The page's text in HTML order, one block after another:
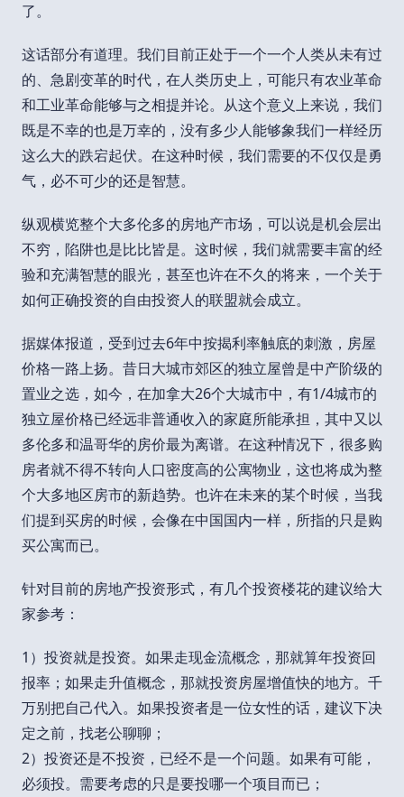
了。
这话部分有道理。我们目前正处于一个一个人类从未有过
的、急剧变革的时代，在人类历史上，可能只有农业革命
和工业革命能够与之相提并论。从这个意义上来说，我们
既是不幸的也是万幸的，没有多少人能够象我们一样经历
这么大的跌宕起伏。在这种时候，我们需要的不仅仅是勇
气，必不可少的还是智慧。
纵观横览整个大多伦多的房地产市场，可以说是机会层出
不穷，陷阱也是比比皆是。这时候，我们就需要丰富的经
验和充满智慧的眼光，甚至也许在不久的将来，一个关于
如何正确投资的自由投资人的联盟就会成立。
据媒体报道，受到过去6年中按揭利率触底的刺激，房屋
价格一路上扬。昔日大城市郊区的独立屋曾是中产阶级的
置业之选，如今，在加拿大26个大城市中，有1/4城市的
独立屋价格已经远非普通收入的家庭所能承担，其中又以
多伦多和温哥华的房价最为离谱。在这种情况下，很多购
房者就不得不转向人口密度高的公寓物业，这也将成为整
个大多地区房市的新趋势。也许在未来的某个时候，当我
们提到买房的时候，会像在中国国内一样，所指的只是购
买公寓而已。
针对目前的房地产投资形式，有几个投资楼花的建议给大
家参考：
1）投资就是投资。如果走现金流概念，那就算年投资回
报率；如果走升值概念，那就投资房屋增值快的地方。千
万别把自己代入。如果投资者是一位女性的话，建议下决
定之前，找老公聊聊；
2）投资还是不投资，已经不是一个问题。如果有可能，
必须投。需要考虑的只是要投哪一个项目而已；